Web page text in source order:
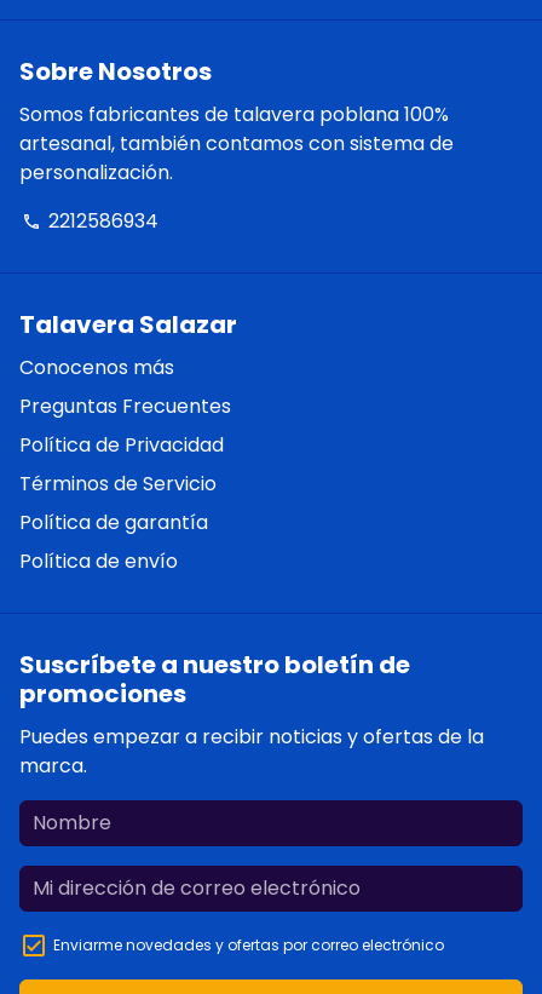
Sobre Nosotros
Somos fabricantes de talavera poblana 100%
artesanal, también contamos con sistema de
personalización.
phone 2212586934
Talavera Salazar
Conocenos más
Preguntas Frecuentes
Política de Privacidad
Términos de Servicio
Política de garantía
Política de envío
Suscríbete a nuestro boletín de
promociones
Puedes empezar a recibir noticias y ofertas de la
marca.
Enviarme novedades y ofertas por correo electrónico